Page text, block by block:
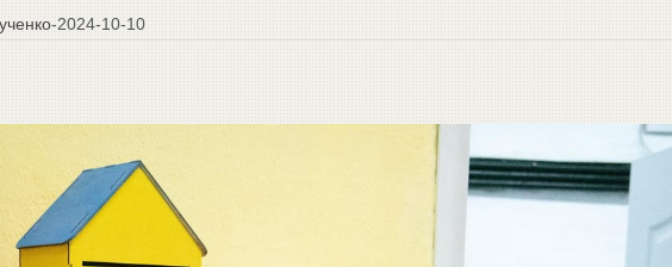
-2024-10-10